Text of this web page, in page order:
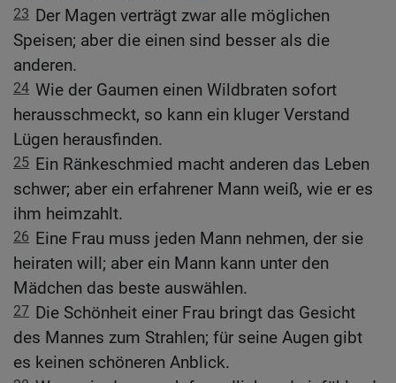
23 Der Magen verträgt zwar alle möglichen
Speisen; aber die einen sind besser als die
anderen.
24 Wie der Gaumen einen Wildbraten sofort
herausschmeckt, so kann ein kluger Verstand
Lügen herausfinden.
25 Ein Ränkeschmied macht anderen das Leben
schwer; aber ein erfahrener Mann weiß, wie er es
ihm heimzahlt.
26 Eine Frau muss jeden Mann nehmen, der sie
heiraten will; aber ein Mann kann unter den
Mädchen das beste auswählen.
27 Die Schönheit einer Frau bringt das Gesicht
des Mannes zum Strahlen; für seine Augen gibt
es keinen schöneren Anblick.